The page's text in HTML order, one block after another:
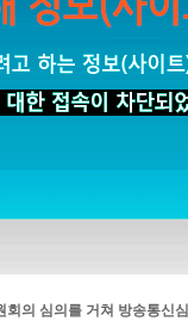
의 심의를 거쳐 방송통신